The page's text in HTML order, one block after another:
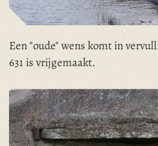
Een "oude" wens komt in
631 is vrijgemaakt.